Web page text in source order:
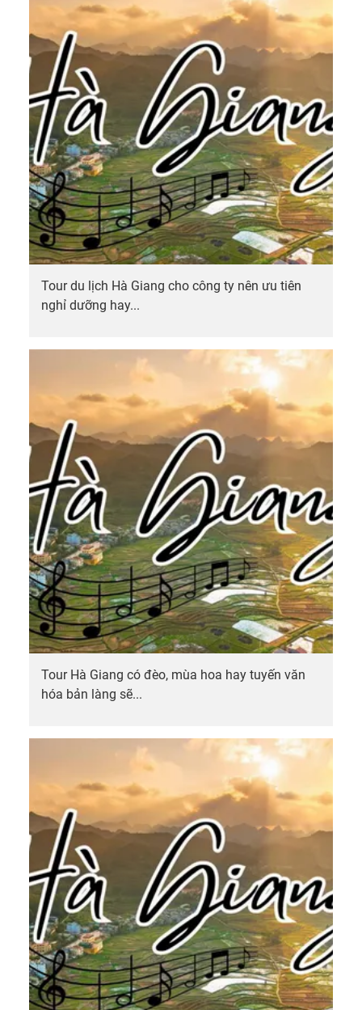
Tour du lịch Hà Giang cho công ty nên ưu tiên
nghỉ dưỡng hay...
Tour Hà Giang có đèo, mùa hoa hay tuyến văn
hóa bản làng sẽ...